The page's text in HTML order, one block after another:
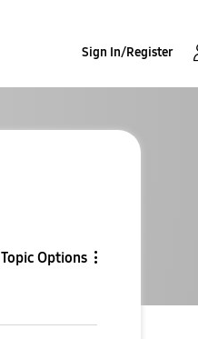
Sign In/Register
Topic Options